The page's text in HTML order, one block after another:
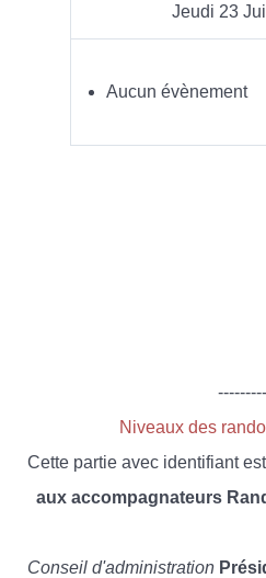
Jeudi 23
Aucun évènement
Niveaux des
Cette partie avec identifiant est
aux accompagnateurs
Conseil d'administration